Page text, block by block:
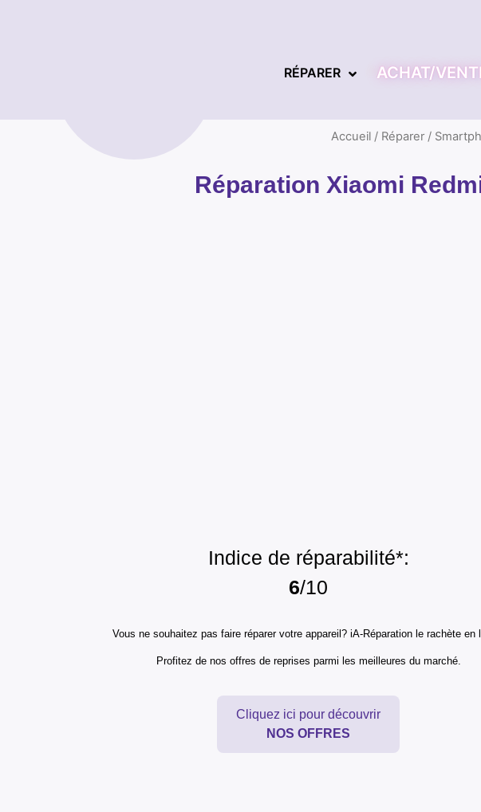
RÉPARER ACHAT/
Accueil/ Réparer/
Réparation Xiaomi
Indice de réparabilité*:
6/10
Vous ne souhaitez pas faire réparer votre appareil? iA-Réparation le rachète en
Profitez de nos offres de reprises parmi les meilleures du marché.
Cliquez ici pour découvrir
NOS OFFRES